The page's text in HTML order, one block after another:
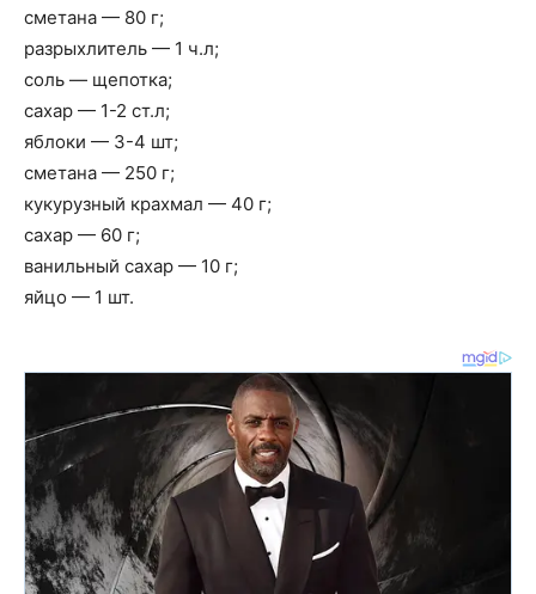
сметана — 80 г;
разрыхлитель — 1 ч.л;
соль — щепотка;
сахар — 1-2 ст.л;
яблоки — 3-4 шт;
сметана — 250 г;
кукурузный крахмал — 40 г;
сахар — 60 г;
ванильный сахар — 10 г;
яйцо — 1 шт.